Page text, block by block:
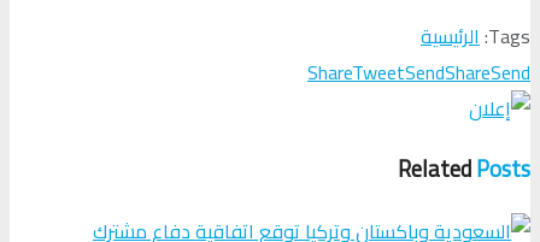
Tags: الرئيسية
ShareTweetSendShareSend
RelatedPosts